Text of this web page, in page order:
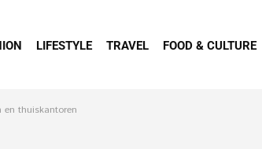
LIFESTYLE TRAVEL FOOD & CULTURE
en thuiskantoren